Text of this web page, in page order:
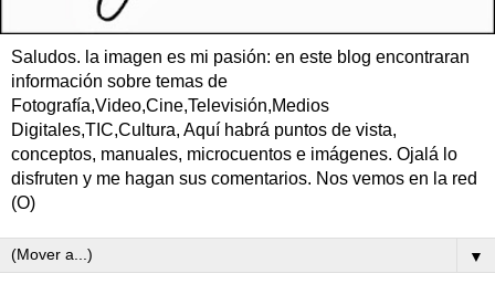
Saludos. la imagen es mi pasión: en este blog encontraran
información sobre temas de
Fotografía,Video,Cine,Televisión,Medios
Digitales,TIC,Cultura, Aquí habrá puntos de vista,
conceptos, manuales, microcuentos e imágenes. Ojalá lo
disfruten y me hagan sus comentarios. Nos vemos en la red
(O)
▼